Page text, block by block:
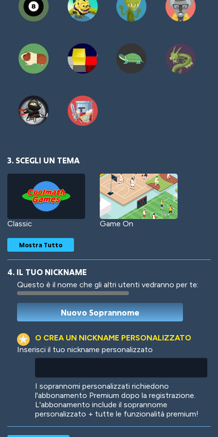
3. SCEGLI UN TEMA
Classic Game On
Woof Jungle Cats
Mostra Tutto
4. IL TUO NICKNAME
Questo è il nome che gli altri utenti vedranno per te:
O CREA UN NICKNAME PERSONALIZZATO
Inserisci il tuo nickname personalizzato
I soprannomi personalizzati richiedono
l'abbonamento Premium dopo la registrazione.
L'abbonamento include il soprannome
personalizzato + tutte le funzionalità premium!